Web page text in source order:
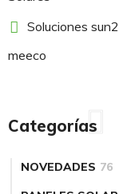
Soluciones
meeco
Categorías
NOVEDADES 76